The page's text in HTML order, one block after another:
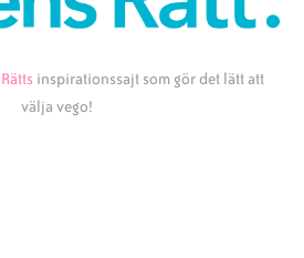
inspirationssajt som gör det lätt att
välja vego!